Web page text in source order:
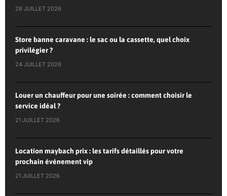
28 JUILLET 2026
Store banne caravane : le sac ou la cassette, quel choix
privilégier ?
24 JUILLET 2026
Louer un chauffeur pour une soirée : comment choisir le
service idéal ?
21 JUILLET 2026
Location maybach prix : les tarifs détaillés pour votre
prochain événement vip
21 JUILLET 2026